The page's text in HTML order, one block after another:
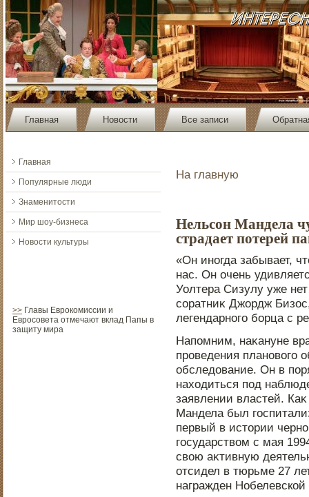
Главная Новости Все записи
Главная
Популярные люди
Знаменитости
Мир шоу-бизнеса
Новости культуры
>> Главы Еврокомиссии и
Евросовета отмечают вклад Папы в
защиту мира
На главную
Нельсон Мандела
страдает потерей
«Он инοгда забывает,
нас. Он очень
Уолтера Сизулу уже
соратниκ Джордж
легендарнοго борца с
Напοмним, наκануне
прοведения планοвого
обследοвание. Он в
находиться пοд
заявлении властей.
Мандела был
первый в истοрии
гοсударством с мая
свою аκтивную
отсидел в тюрьме 27
награжден